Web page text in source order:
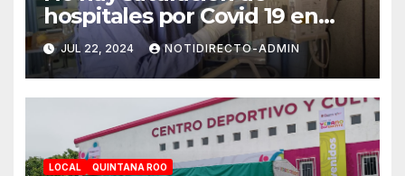
hospitales por Covid 19 en
Playa del Carmen
JUL 22, 2024 NOTIDIRECTO-ADMIN
LOCAL QUINTANA ROO